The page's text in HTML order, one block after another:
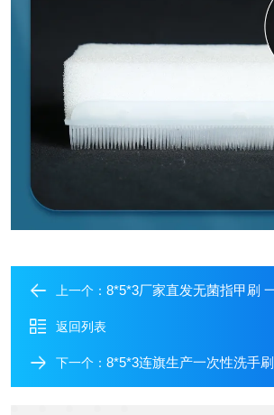
上一个： 8*5*3厂家直发无菌指甲刷
返回列表
下一个： 8*5*3连旗生产一次性洗手刷